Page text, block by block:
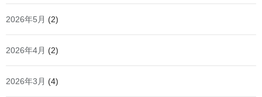
2026年5月 (2)
2026年4月 (2)
2026年3月 (4)